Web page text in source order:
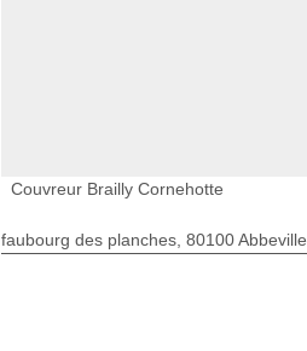
Couvreur Brailly Cornehotte
faubourg des planches, 80100 Abbeville